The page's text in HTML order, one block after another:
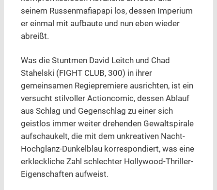
seinem Russenmafiapapi los, dessen Imperium
er einmal mit aufbaute und nun eben wieder
abreißt.
Was die Stuntmen David Leitch und Chad
Stahelski (FIGHT CLUB, 300) in ihrer
gemeinsamen Regiepremiere ausrichten, ist ein
versucht stilvoller Actioncomic, dessen Ablauf
aus Schlag und Gegenschlag zu einer sich
geistlos immer weiter drehenden Gewaltspirale
aufschaukelt, die mit dem unkreativen Nacht-
Hochglanz-Dunkelblau korrespondiert, was eine
erkleckliche Zahl schlechter Hollywood-Thriller-
Eigenschaften aufweist.